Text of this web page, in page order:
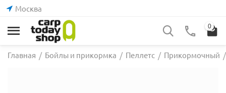
Москва
0
Главная / Бойлы и прикормка / Пеллетс / Прикормочный /